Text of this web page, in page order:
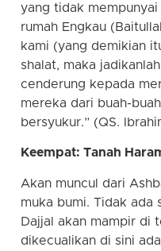
yang tidak
rumah Engkau
kami (yang demikian
shalat, maka
cenderung kepada
mereka dari buah-
bersyukur.” (QS.
Keempat: Tanah
Akan muncul dari
muka bumi. Tidak ada
Dajjal akan mampir di
dikecualikan di sini